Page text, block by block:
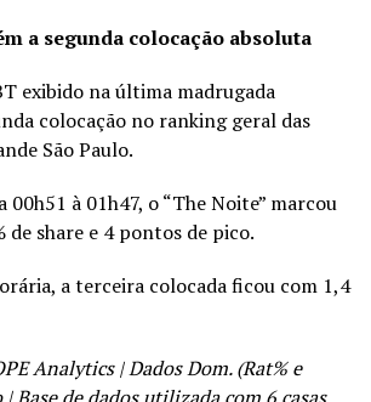
a segunda colocação absoluta
exibido na última madrugada
colocação no ranking geral das
São Paulo.
00h51 à 01h47, o “The Noite” marcou
de share e 4 pontos de pico.
a terceira colocada ficou com 1,4
Analytics | Dados Dom. (Rat% e